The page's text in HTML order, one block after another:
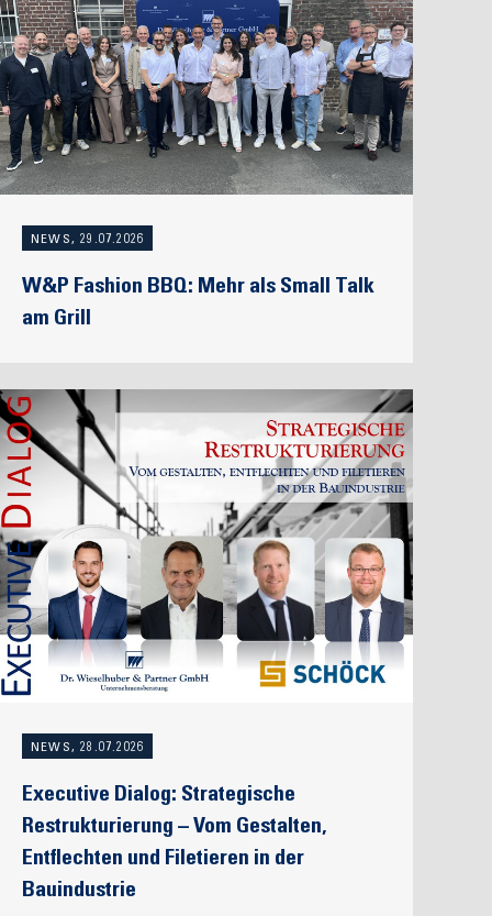
NEWS, 29.07.2026
W&P Fashion BBQ: Mehr als Small Talk
am Grill
NEWS, 28.07.2026
Executive Dialog: Strategische
Restrukturierung – Vom Gestalten,
Entflechten und Filetieren in der
Bauindustrie